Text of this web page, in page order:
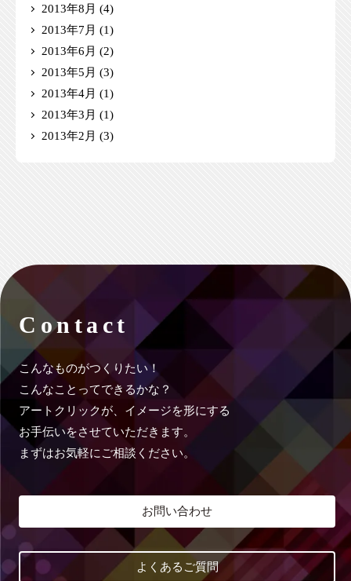
2013年8月 (4)
2013年7月 (1)
2013年6月 (2)
2013年5月 (3)
2013年4月 (1)
2013年3月 (1)
2013年2月 (3)
Contact
こんなものがつくりたい！
こんなことってできるかな？
アートクリックが、イメージを形にする
お手伝いをさせていただきます。
まずはお気軽にご相談ください。
お問い合わせ
よくあるご質問